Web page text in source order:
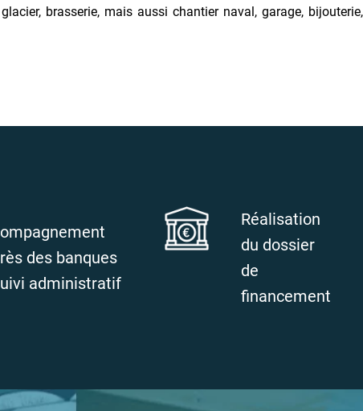
brasserie, mais aussi chantier naval, garage, bijouterie,
des banques
administratif
Réalisation
du dossier
de
financement